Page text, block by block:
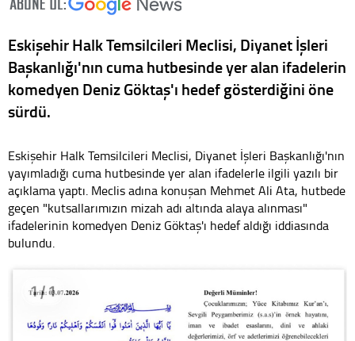
Eskişehir Halk Temsilcileri Meclisi, Diyanet İşleri
Başkanlığı'nın cuma hutbesinde yer alan ifadelerin
komedyen Deniz Göktaş'ı hedef gösterdiğini öne
sürdü.
Eskişehir Halk Temsilcileri Meclisi, Diyanet İşleri Başkanlığı'nın
yayımladığı cuma hutbesinde yer alan ifadelerle ilgili yazılı bir
açıklama yaptı. Meclis adına konuşan Mehmet Ali Ata, hutbede
geçen "kutsallarımızın mizah adı altında alaya alınması"
ifadelerinin komedyen Deniz Göktaş'ı hedef aldığı iddiasında
bulundu.